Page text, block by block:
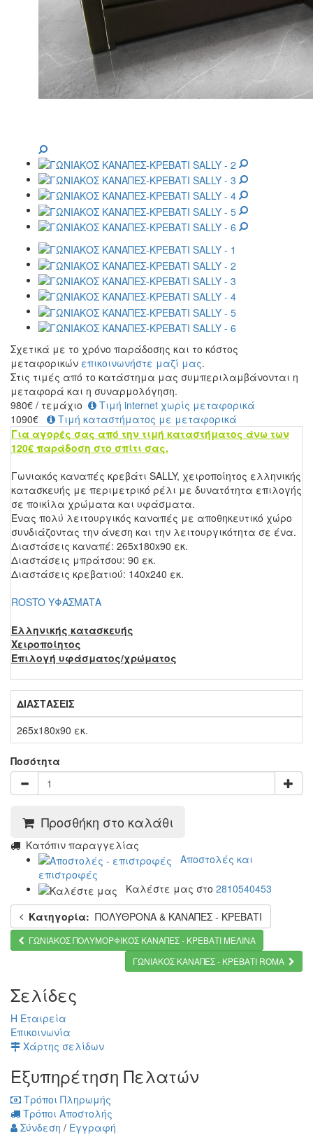
Σχετικά με το χρόνο παράδοσης και το κόστος
μεταφορικών επικοινωνήστε μαζί μας.
Στις τιμές από το κατάστημα μας συμπεριλαμβάνονται η
μεταφορά και η συναρμολόγηση.
980€ / τεμάχιο
Τιμή internet χωρίς μεταφορικά
1090€
Τιμή καταστήματος με μεταφορικά
Για αγορές σας από την τιμή καταστήματος άνω των
120€ παράδοση στο σπίτι σας.
Γωνιακός καναπές κρεβάτι SALLY, χειροποίητος ελληνικής
κατασκευής με περιμετρικό ρέλι με δυνατότητα επιλογής
σε ποικίλα χρώματα και υφάσματα.
Ένας πολύ λειτουργικός καναπές με αποθηκευτικό χώρο
συνδιάζοντας την άνεση και την λειτουργικότητα σε ένα.
Διαστάσεις καναπέ: 265x180x90 εκ.
Διαστάσεις μπράτσου: 90 εκ.
Διαστάσεις κρεβατιού: 140x240 εκ.
ROSTO ΥΦΑΣΜΑΤΑ
Ελληνικής κατασκευής
Χειροποίητος
Επιλογή υφάσματος/χρώματος
ΔΙΑΣΤΑΣΕΙΣ
265x180x90 εκ.
Ποσότητα
Προσθήκη στο καλάθι
Kατόπιν παραγγελίας
Αποστολές και
επιστροφές
Καλέστε μας στο 2810540453
Κατηγορία: ΠΟΛΥΘΡΟΝΑ & ΚΑΝΑΠΕΣ - ΚΡΕΒΑΤΙ
ΓΩΝΙΑΚΟΣ ΠΟΛΥΜΟΡΦΙΚΟΣ ΚΑΝΑΠΕΣ - ΚΡΕΒΑΤΙ ΜΕΛΙΝΑ
ΓΩΝΙΑΚΟΣ ΚΑΝΑΠΕΣ - ΚΡΕΒΑΤΙ ROMA
Σελίδες
Η Εταιρεία
Επικοινωνία
Χάρτης σελίδων
Εξυπηρέτηση Πελατών
Τρόποι Πληρωμής
Τρόποι Αποστολής
Σύνδεση / Εγγραφή